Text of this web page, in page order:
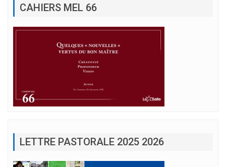
CAHIERS MEL 66
LETTRE PASTORALE 2025 2026